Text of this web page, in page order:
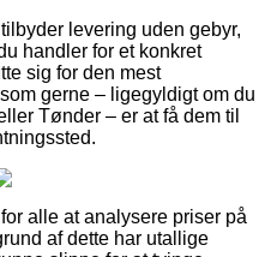
levering uden gebyr,
handler for et konkret
sig for den mest
gerne – ligegyldigt om du
Tønder – er at få dem til
alle at analysere priser på
af dette har utallige